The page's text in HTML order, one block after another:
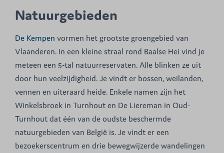
Natuurgebieden
De Kempen vormen het grootste groengebied van
Vlaanderen. In een kleine straal rond Baalse Hei vind je
meteen een 5-tal natuurreservaten. Alle blinken ze uit
door hun veelzijdigheid. Je vindt er bossen, weilanden,
vennen en uiteraard heide. Enkele namen zijn het
Winkelsbroek in Turnhout en De Liereman in Oud-
Turnhout dat één van de oudste beschermde
natuurgebieden van België is. Je vindt er een
bezoekerscentrum en drie bewegwijzerde wandelingen